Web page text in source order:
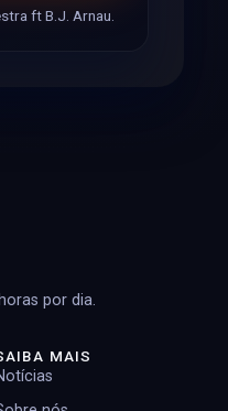
ft B.J. Arnau.
por dia.
MAIS